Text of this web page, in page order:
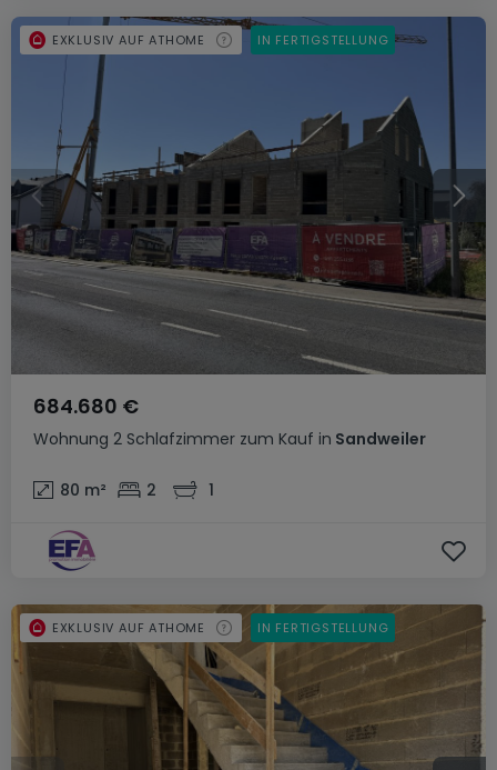
Wohnung 2 Schlafzimmer zum Kauf in Sandweiler
684.680 €
80 m² 2 1
EXKLUSIV AUF ATHOME IN FERTIGSTELLUNG
EXKLUSIV AUF ATHOME IN FERTIGSTELLUNG